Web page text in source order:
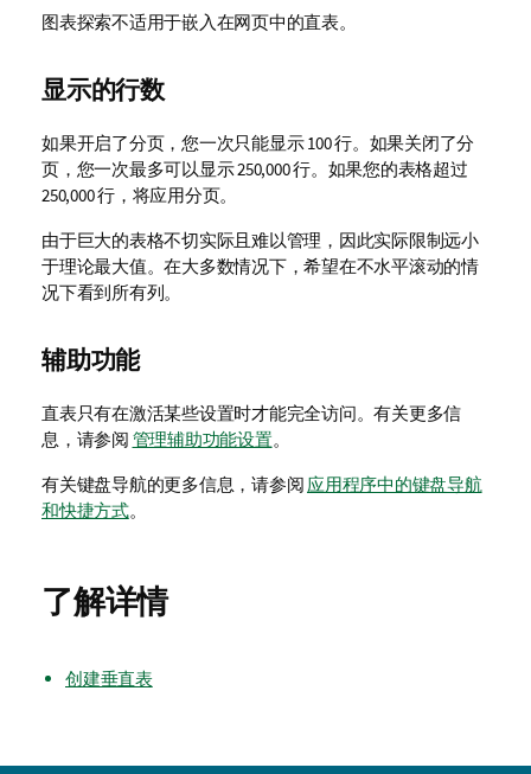
图表探索不适用于嵌入在网页中的直表。
显示的行数
如果开启了分页，您一次只能显示 100 行。如果关闭了分
页，您一次最多可以显示 250,000 行。如果您的表格超过
250,000 行，将应用分页。
由于巨大的表格不切实际且难以管理，因此实际限制远小
于理论最大值。在大多数情况下，希望在不水平滚动的情
况下看到所有列。
辅助功能
直表只有在激活某些设置时才能完全访问。有关更多信
息，请参阅 管理辅助功能设置。
有关键盘导航的更多信息，请参阅 应用程序中的键盘导航
和快捷方式。
了解详情
创建垂直表